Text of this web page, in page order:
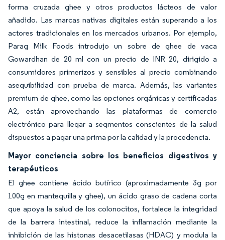
forma cruzada ghee y otros productos lácteos de valor
añadido. Las marcas nativas digitales están superando a los
actores tradicionales en los mercados urbanos. Por ejemplo,
Parag Milk Foods introdujo un sobre de ghee de vaca
Gowardhan de 20 ml con un precio de INR 20, dirigido a
consumidores primerizos y sensibles al precio combinando
asequibilidad con prueba de marca. Además, las variantes
premium de ghee, como las opciones orgánicas y certificadas
A2, están aprovechando las plataformas de comercio
electrónico para llegar a segmentos conscientes de la salud
dispuestos a pagar una prima por la calidad y la procedencia.
Mayor conciencia sobre los beneficios digestivos y
terapéuticos
El ghee contiene ácido butírico (aproximadamente 3g por
100g en mantequilla y ghee), un ácido graso de cadena corta
que apoya la salud de los colonocitos, fortalece la integridad
de la barrera intestinal, reduce la inflamación mediante la
inhibición de las histonas desacetilasas (HDAC) y modula la